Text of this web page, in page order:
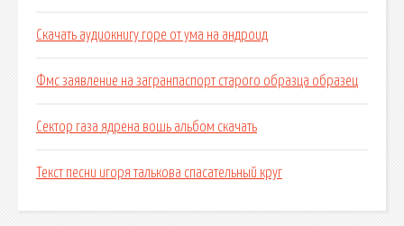
Скачать аудиокнигу горе от ума на андроид
Фмс заявление на загранпаспорт старого образца образец
Сектор газа ядрена вошь альбом скачать
Текст песни игоря талькова спасательный круг